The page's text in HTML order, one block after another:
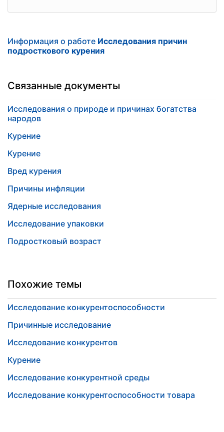
Информация о работе Исследования причин
подросткового курения
Связанные документы
Исследования о природе и причинах богатства
народов
Курение
Курение
Вред курения
Причины инфляции
Ядерные исследования
Исследование упаковки
Подростковый возраст
Похожие темы
Исследование конкурентоспособности
Причинные исследование
Исследование конкурентов
Курение
Исследование конкурентной среды
Исследование конкурентоспособности товара